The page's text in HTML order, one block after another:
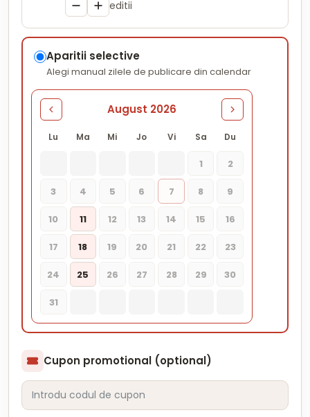
editii
Aparitii selective
Alegi manual zilele de publicare din calendar
August 2026
Lu Ma Mi Jo Vi Sa Du
1 2
3 4 5 6 7 8 9
10 11 12 13 14 15 16
17 18 19 20 21 22 23
24 25 26 27 28 29 30
31
Cupon promotional (optional)